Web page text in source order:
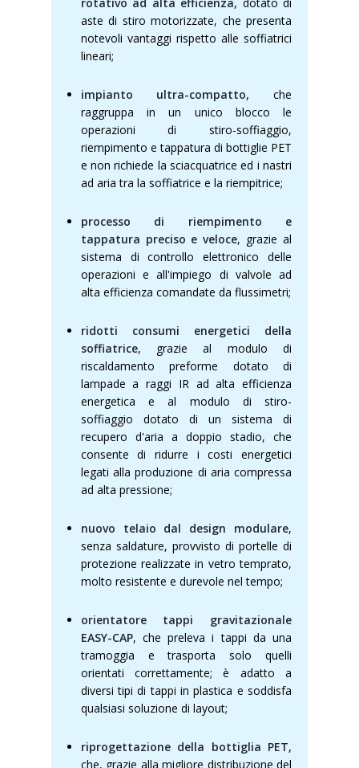
aste di stiro motorizzate, che presenta
notevoli vantaggi rispetto alle soffiatrici
lineari;
impianto ultra-compatto, che
raggruppa in un unico blocco le
operazioni di stiro-soffiaggio,
riempimento e tappatura di bottiglie PET
e non richiede la sciacquatrice ed i nastri
ad aria tra la soffiatrice e la riempitrice;
processo di riempimento e
tappatura preciso e veloce, grazie al
sistema di controllo elettronico delle
operazioni e all'impiego di valvole ad
alta efficienza comandate da flussimetri;
ridotti consumi energetici della
soffiatrice, grazie al modulo di
riscaldamento preforme dotato di
lampade a raggi IR ad alta efficienza
energetica e al modulo di stiro-
soffiaggio dotato di un sistema di
recupero d'aria a doppio stadio, che
consente di ridurre i costi energetici
legati alla produzione di aria compressa
ad alta pressione;
nuovo telaio dal design modulare,
senza saldature, provvisto di portelle di
protezione realizzate in vetro temprato,
molto resistente e durevole nel tempo;
orientatore tappi gravitazionale
EASY-CAP, che preleva i tappi da una
tramoggia e trasporta solo quelli
orientati correttamente; è adatto a
diversi tipi di tappi in plastica e soddisfa
qualsiasi soluzione di layout;
riprogettazione della bottiglia PET,
che, grazie alla migliore distribuzione del